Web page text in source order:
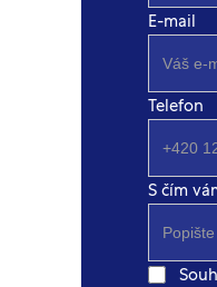
E-mail
Telefon
S čím